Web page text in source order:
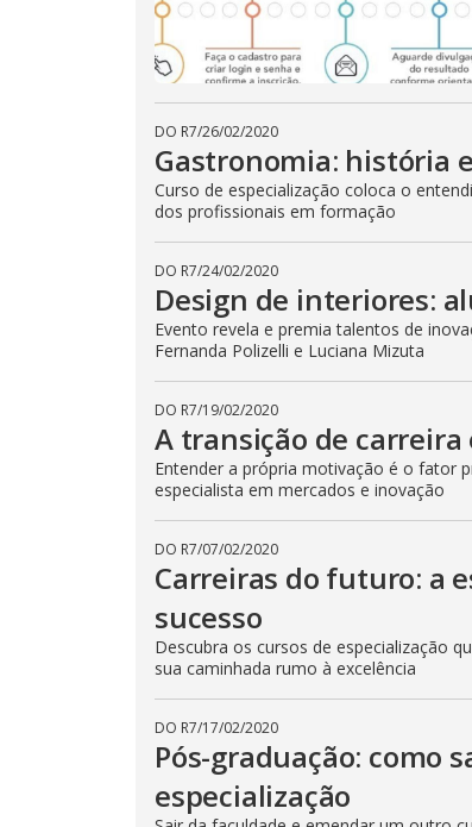
DO R7/26/02/2020
Gastronomia: história
Curso de especialização coloca o
dos profissionais em formação
DO R7/24/02/2020
Design de interiores:
Evento revela e premia talentos de
Fernanda Polizelli e Luciana Mizuta
DO R7/19/02/2020
A transição de carreira
Entender a própria motivação é o fator
especialista em mercados e inovação
DO R7/07/02/2020
Carreiras do futuro: a
sucesso
Descubra os cursos de especialização
sua caminhada rumo à excelência
DO R7/17/02/2020
Pós-graduação: como
especialização